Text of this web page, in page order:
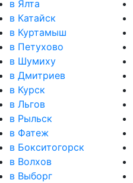
в Ялта
в Катайск
в Куртамыш
в Петухово
в Шумиху
в Дмитриев
в Курск
в Льгов
в Рыльск
в Фатеж
в Бокситогорск
в Волхов
в Выборг